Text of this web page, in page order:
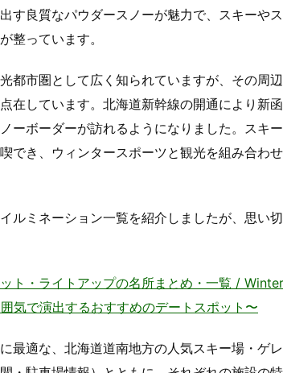
す良質なパウダースノーが魅力で、スキーや
整っています。
都市圏として広く知られていますが、その周
在しています。北海道新幹線の開通により新
ーボーダーが訪れるようになりました。スキ
でき、ウィンタースポーツと観光を組み合わ
ルミネーション一覧を紹介しましたが、思い
ト・ライトアップの名所まとめ・一覧 /
気で演出するおすすめのデートスポット〜
最適な、北海道道南地方の人気スキー場・ゲ